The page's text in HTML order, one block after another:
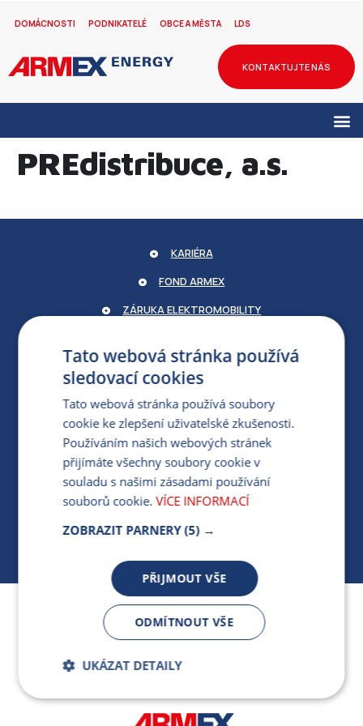
DOMÁCNOSTI PODNIKATELÉ OBCE A MĚSTA LDS
KONTAKTUJTE NÁS
PREdistribuce, a.s.
Jsme součástí skupiny ARMEX a členem Asociace
nezávislých dodavatelů energií.
KARIÉRA
FOND ARMEX
ZÁRUKA ELEKTROMOBILITY
PRO MÉDIA
MÁM DOTAZ KE STÁVAJÍCÍ SMLOUVĚ
412 154 154
PO-PÁ 7:30-17:00
Tato webová stránka používá
sledovací cookies
Tato webová stránka používá soubory
cookie ke zlepšení uživatelské zkušenosti.
Používáním našich webových stránek
přijímáte všechny soubory cookie v
souladu s našimi zásadami používání
souborů cookie. VÍCE INFORMACÍ
ZOBRAZIT PARNERY (5) →
PŘIJMOUT VŠE
ODMÍTNOUT VŠE
UKÁZAT DETAILY
Bezpodmínečně
nutné soubory
Výkonnostní